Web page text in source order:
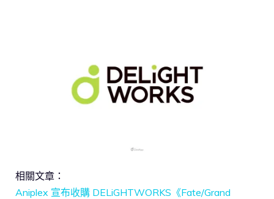
相關文章：
Aniplex 宣布收購 DELiGHTWORKS《Fate/Grand